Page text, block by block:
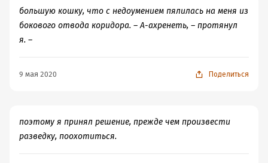
большую кошку, что с недоумением пялилась на меня из
бокового отвода коридора. – А-ахренеть, – протянул
я. –
9 мая 2020 Поделиться
поэтому я принял решение, прежде чем произвести
разведку, поохотиться.